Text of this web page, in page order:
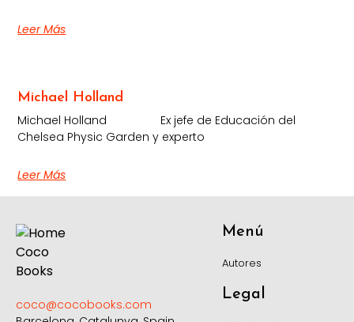
Leer Más
Michael Holland
Michael Holland Ex jefe de Educación del
Chelsea Physic Garden y experto
Leer Más
coco@cocobooks.com
Menú
Autores
Legal